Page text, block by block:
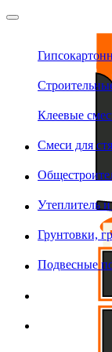
Клеевые
Смеси для
Утеплитель и
Грунтовки,
Подвесные